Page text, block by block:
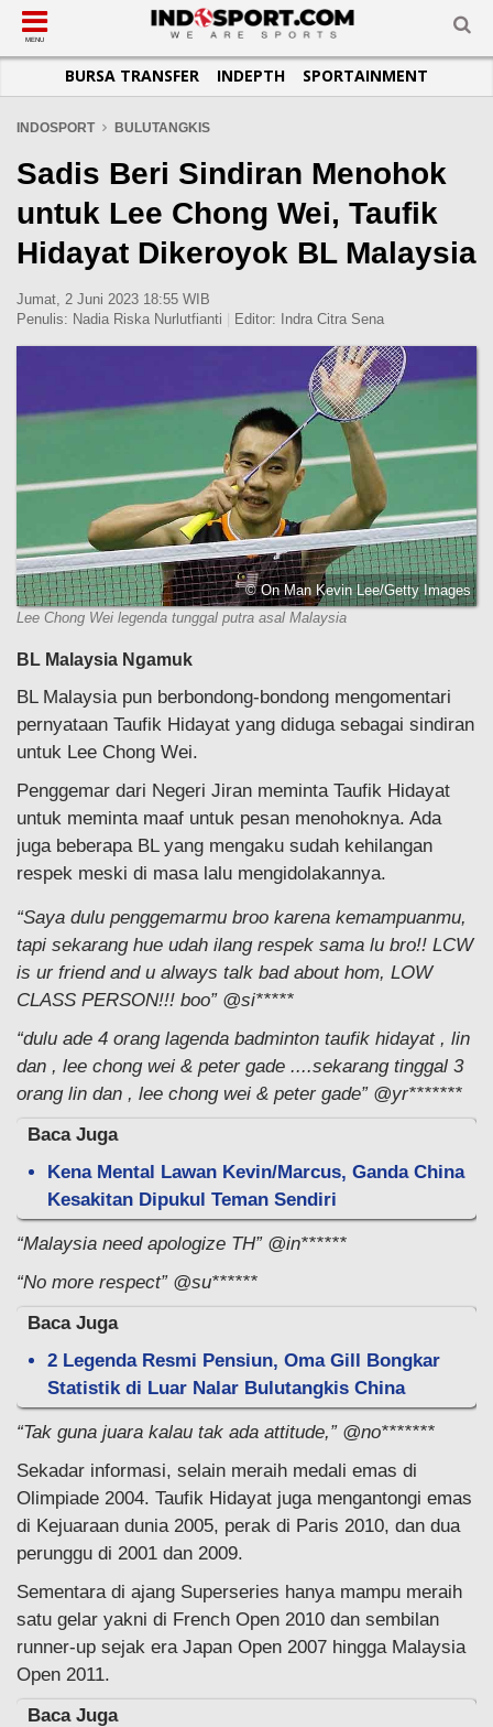
SUB-MENU
SEPAKBOLA
LIGA INGGRIS
LIGA ITALIA
LIGA SPANYOL
LIGA CHAMPIONS
LIGA EUROPA
SUB-MENU
SPORTAINMENT
SUB-MENU
OTOMOTIF
OTOMANIA
SUB-MENU
BASKET
FUTSAL
OLIMPIK
E-SPORT
SUB-MENU
JADWAL
SUB-MENU
TOPIK HARI INI
INFOGRAFIS
GALERI FOTO
TEMPAT OLAHRAGA
PASUKAN SEHAT
MENU
BURSA TRANSFER INDEPTH SPORTAINMENT
INDOSPORT BULUTANGKIS
Sadis Beri Sindiran Menohok
untuk Lee Chong Wei, Taufik
Hidayat Dikeroyok BL Malaysia
Jumat, 2 Juni 2023 18:55 WIB
Penulis: Nadia Riska Nurlutfianti Editor: Indra Citra Sena
© On Man Kevin Lee/Getty Images
Lee Chong Wei legenda tunggal putra asal Malaysia
BL Malaysia Ngamuk
BL Malaysia pun berbondong-bondong mengomentari
pernyataan Taufik Hidayat yang diduga sebagai sindiran
untuk Lee Chong Wei.
Penggemar dari Negeri Jiran meminta Taufik Hidayat
untuk meminta maaf untuk pesan menohoknya. Ada
juga beberapa BL yang mengaku sudah kehilangan
respek meski di masa lalu mengidolakannya.
“Saya dulu penggemarmu broo karena kemampuanmu,
tapi sekarang hue udah ilang respek sama lu bro!! LCW
is ur friend and u always talk bad about hom, LOW
CLASS PERSON!!! boo” @si*****
“dulu ade 4 orang lagenda badminton taufik hidayat , lin
dan , lee chong wei & peter gade ....sekarang tinggal 3
orang lin dan , lee chong wei & peter gade” @yr*******
Baca Juga
Kena Mental Lawan Kevin/Marcus, Ganda China
Kesakitan Dipukul Teman Sendiri
“Malaysia need apologize TH” @in******
“No more respect” @su******
Baca Juga
2 Legenda Resmi Pensiun, Oma Gill Bongkar
Statistik di Luar Nalar Bulutangkis China
“Tak guna juara kalau tak ada attitude,” @no*******
Sekadar informasi, selain meraih medali emas di
Olimpiade 2004. Taufik Hidayat juga mengantongi emas
di Kejuaraan dunia 2005, perak di Paris 2010, dan dua
perunggu di 2001 dan 2009.
Sementara di ajang Superseries hanya mampu meraih
satu gelar yakni di French Open 2010 dan sembilan
runner-up sejak era Japan Open 2007 hingga Malaysia
Open 2011.
Baca Juga